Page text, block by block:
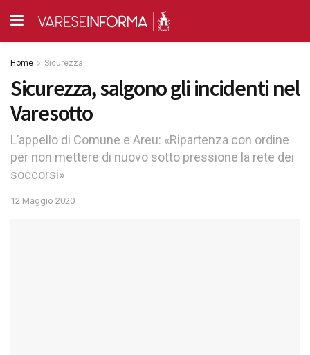
Home Sicurezza
Sicurezza, salgono gli incidenti nel
Varesotto
L’appello di Comune e Areu: «Ripartenza con ordine
per non mettere di nuovo sotto pressione la rete dei
soccorsi»
12 Maggio 2020